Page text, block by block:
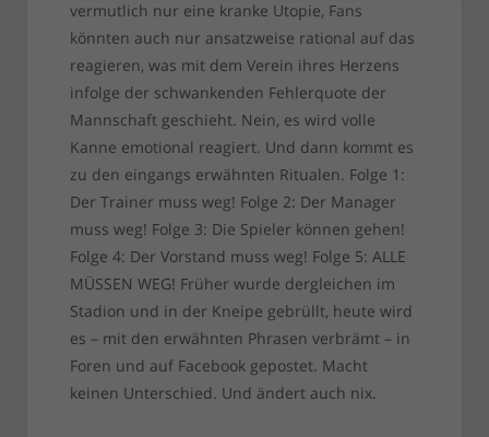
vermutlich nur eine kranke Utopie, Fans
könnten auch nur ansatzweise rational auf das
reagieren, was mit dem Verein ihres Herzens
infolge der schwankenden Fehlerquote der
Mannschaft geschieht. Nein, es wird volle
Kanne emotional reagiert. Und dann kommt es
zu den eingangs erwähnten Ritualen. Folge 1:
Der Trainer muss weg! Folge 2: Der Manager
muss weg! Folge 3: Die Spieler können gehen!
Folge 4: Der Vorstand muss weg! Folge 5: ALLE
MÜSSEN WEG! Früher wurde dergleichen im
Stadion und in der Kneipe gebrüllt, heute wird
es – mit den erwähnten Phrasen verbrämt – in
Foren und auf Facebook gepostet. Macht
keinen Unterschied. Und ändert auch nix.